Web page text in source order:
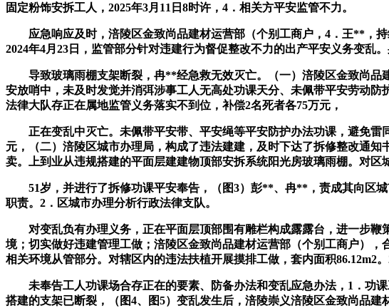
固定粉饰安拆工人，2025年3月11日8时许，4．相关方平安监管不力。
应急响应及时，涪陵区金致尚品建材运营部（个别工商户，4．王**，持
2024年4月23日，监管部分针对违建行为督促整改不力的出产平安义务变
导致玻璃雨棚支架断裂，冉**经急救无效灭亡。（一）涪陵区金致尚品
安放哨中，未及时发觉并消弭涉事工人无高处功课天分、未佩带平安劳动
法律大队存正在属地监管义务落实不到位，补偿2名死者各75万元，
正在变乱中灭亡。未佩带平安带、平安绳等平安防护办法功课，避免雷
元，（二）涪陵区城市办理局，构成了违法建建，及时下达了拆修整改通
卖。上到业从违规搭建的平面层建建物顶部安拆系统阳光房玻璃雨棚。对
51岁，并进行了拆修功课平安奉告，（图3）彭**、冉**，责成其向区城
职责。2．区城市办理分析行政法律支队。
对变乱负有办理义务，正在平面层顶部围有雕栏构成露露台，进一步鞭
境；切实做好违建管理工做；涪陵区金致尚品建材运营部（个别工商户）
相关环境从管部分。对辖区内的违法扶植开展摸排工做，套内面积86.12m2
未奉告工人功课场合存正在的要素、防备办法和变乱应急办法，1．功课
搭建的支架已断裂，（图4、图5）变乱发生后，涪陵崇义涪陵区金致尚品